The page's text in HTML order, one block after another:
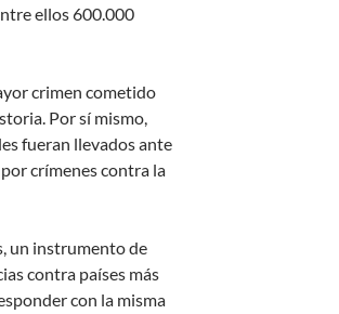
ellos 600.000
crimen cometido
Por sí mismo,
fueran llevados ante
crímenes contra la
un instrumento de
contra países más
con la misma